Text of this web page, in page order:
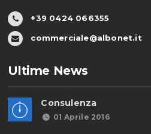
+39 0424 066355
commerciale@albonet.it
Ultime News
Consulenza
01 Aprile 2016